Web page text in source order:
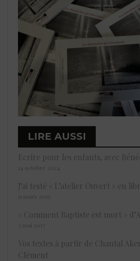
LIRE AUSSI
Ecrire pour les enfants, avec
14 octobre 2024
J’ai testé « L’atelier Ouvert » en
11 mars 2019
« Comment Baptiste est mort »
3 mai 2017
Vos textes à partir de Chantal
Clément